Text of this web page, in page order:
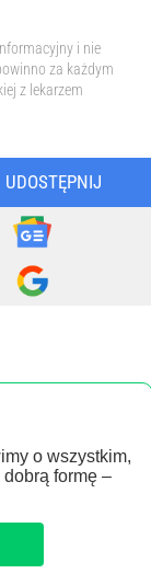
i nie
za każdym
z lekarzem
UDOSTĘPNIJ
o wszystkim,
formę –